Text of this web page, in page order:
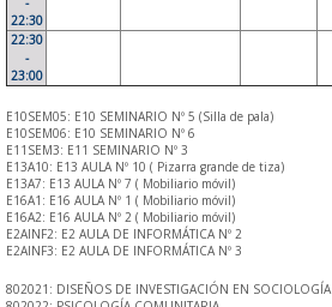
22:30
22:30
-
23:00
E10SEM05: E10 SEMINARIO Nº 5 (Silla de pala)
E10SEM06: E10 SEMINARIO Nº 6
E11SEM3: E11 SEMINARIO Nº 3
E13A10: E13 AULA Nº 10 ( Pizarra grande de tiza)
E13A7: E13 AULA Nº 7 ( Mobiliario móvil)
E16A1: E16 AULA Nº 1 ( Mobiliario móvil)
E16A2: E16 AULA Nº 2 ( Mobiliario móvil)
E2AINF2: E2 AULA DE INFORMÁTICA Nº 2
E2AINF3: E2 AULA DE INFORMÁTICA Nº 3
802021: DISEÑOS DE INVESTIGACIÓN EN SOCIOLOGÍA